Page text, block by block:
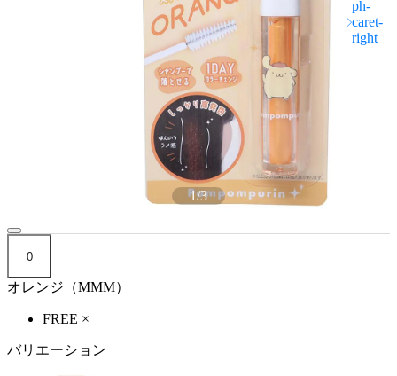
1/3
0
オレンジ（MMM）
FREE ×
バリエーション